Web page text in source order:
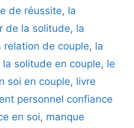
de réussite, la
de la solitude, la
relation de couple, la
la solitude en couple, le
soi en couple, livre
personnel confiance
en soi, manque